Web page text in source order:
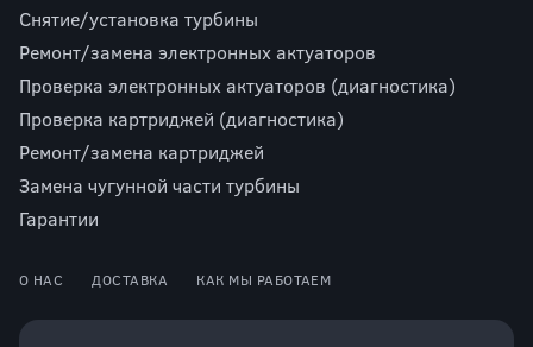
Снятие/установка турбины
Ремонт/замена электронных актуаторов
Проверка электронных актуаторов (диагностика)
Проверка картриджей (диагностика)
Ремонт/замена картриджей
Замена чугунной части турбины
Гарантии
О НАС ДОСТАВКА КАК МЫ РАБОТАЕМ